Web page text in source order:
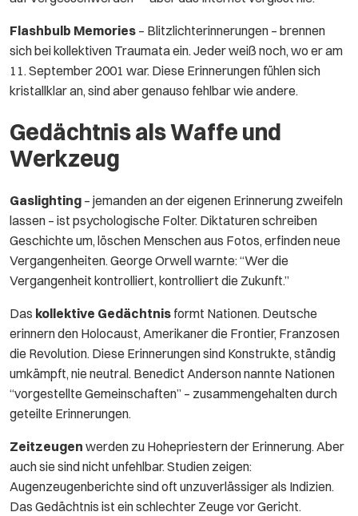
Flashbulb Memories – Blitzlichterinnerungen – brennen
sich bei kollektiven Traumata ein. Jeder weiß noch, wo er am
11. September 2001 war. Diese Erinnerungen fühlen sich
kristallklar an, sind aber genauso fehlbar wie andere.
Gedächtnis als Waffe und
Werkzeug
Gaslighting – jemanden an der eigenen Erinnerung zweifeln
lassen – ist psychologische Folter. Diktaturen schreiben
Geschichte um, löschen Menschen aus Fotos, erfinden neue
Vergangenheiten. George Orwell warnte: “Wer die
Vergangenheit kontrolliert, kontrolliert die Zukunft.”
Das kollektive Gedächtnis formt Nationen. Deutsche
erinnern den Holocaust, Amerikaner die Frontier, Franzosen
die Revolution. Diese Erinnerungen sind Konstrukte, ständig
umkämpft, nie neutral. Benedict Anderson nannte Nationen
“vorgestellte Gemeinschaften” – zusammengehalten durch
geteilte Erinnerungen.
Zeitzeugen werden zu Hohepriestern der Erinnerung. Aber
auch sie sind nicht unfehlbar. Studien zeigen:
Augenzeugenberichte sind oft unzuverlässiger als Indizien.
Das Gedächtnis ist ein schlechter Zeuge vor Gericht.